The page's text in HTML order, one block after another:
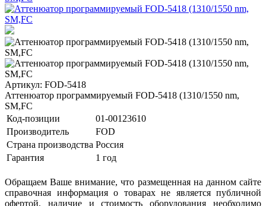
Артикул: FOD-5418
Аттенюатор программируемый FOD-5418 (1310/1550 nm,
SM,FC
Код-позиции
01-00123610
Производитель
FOD
Страна производства Россия
Гарантия
1 год
Обращаем Ваше внимание, что размещенная на данном сайте
справочная информация о товарах не является публичной
офертой, наличие и стоимость оборудования необходимо